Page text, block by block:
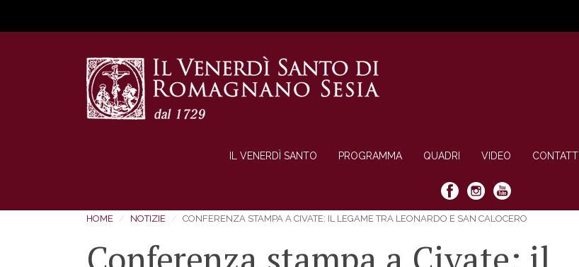
IL VENERDÌ SANTO PROGRAMMA QUADRI VIDEO CONTATTI
HOME NOTIZIE CONFERENZA STAMPA A CIVATE: IL LEGAME TRA LEONARDO E SAN CALOCERO